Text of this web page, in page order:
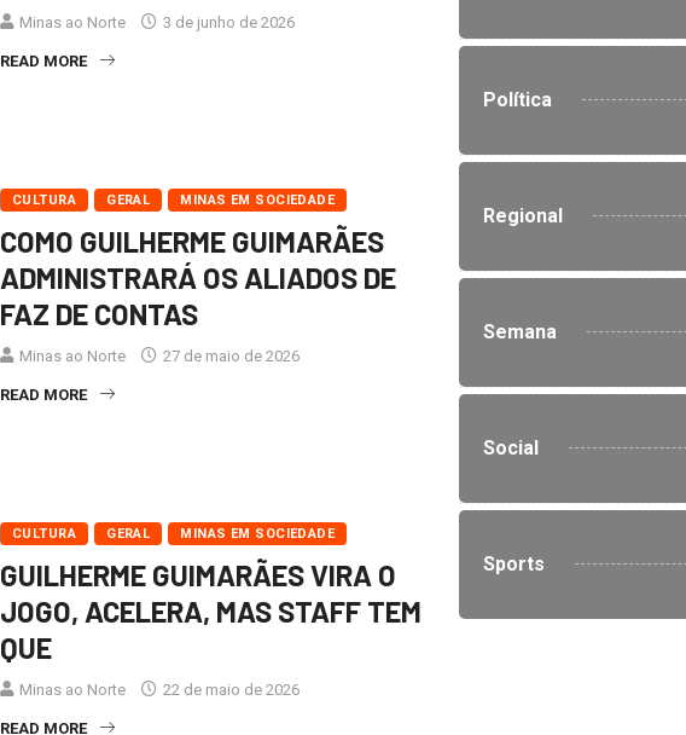
Minas ao Norte 3 de junho de 2026
READ MORE
CULTURA GERAL MINAS EM SOCIEDADE
COMO GUILHERME GUIMARÃES
ADMINISTRARÁ OS ALIADOS DE
FAZ DE CONTAS
Minas ao Norte 27 de maio de 2026
READ MORE
CULTURA GERAL MINAS EM SOCIEDADE
GUILHERME GUIMARÃES VIRA O
JOGO, ACELERA, MAS STAFF TEM
QUE
Minas ao Norte 22 de maio de 2026
READ MORE
Política
Regional
Semana
Social
Sports